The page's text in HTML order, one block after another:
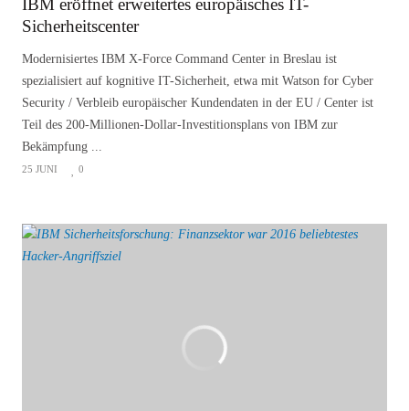
Sicherheitscenter
Modernisiertes IBM X-Force Command Center in Breslau ist
spezialisiert auf kognitive IT-Sicherheit, etwa mit Watson for Cyber
Security / Verbleib europäischer Kundendaten in der EU / Center ist
Teil des 200-Millionen-Dollar-Investitionsplans von IBM zur
Bekämpfung ...
25 JUNI 0